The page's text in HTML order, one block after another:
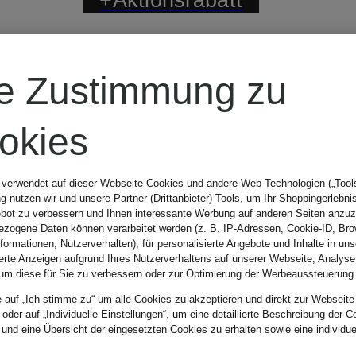
Zertifiziert
Sneaker
ab 89,99 €
Bestpreis:153 €
Ursprünglich:180 €
Zustimmung zu
auf dieser Webseite Cookies und andere Web-Technologien
nutzen wir und unsere Partner (Drittanbieter) Tools, um Ihr
zu verbessern und Ihnen interessante Werbung auf anderen Seiten
Daten können verarbeitet werden (z. B. IP-Adressen, Cookie-ID,
Nutzerverhalten), für personalisierte Angebote und Inhalte in
Anzeigen aufgrund Ihres Nutzerverhaltens auf unserer Webseite,
diese für Sie zu verbessern oder zur Optimierung der Werbeaussteuerung.
auf „Ich stimme zu“ um alle Cookies zu akzeptieren und direkt zur
auf „Individuelle Einstellungen“, um eine detaillierte Beschreibung der
und eine Übersicht der eingesetzten Cookies zu erhalten sowie eine